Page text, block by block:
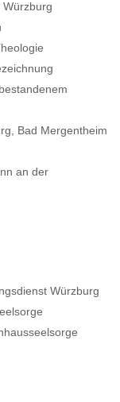
Bad Mergentheim
an der
Würzburg